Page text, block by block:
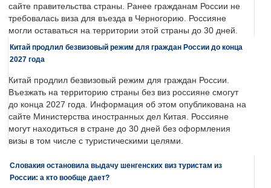
сайте правительства страны. Ранее гражданам России не
требовалась виза для въезда в Черногорию. Россияне
могли оставаться на территории этой страны до 30 дней.
Китай продлил безвизовый режим для граждан России до конца
2027 года
Китай продлил безвизовый режим для граждан России.
Въезжать на территорию страны без виз россияне смогут
до конца 2027 года. Информация об этом опубликована на
сайте Министерства иностранных дел Китая. Россияне
могут находиться в стране до 30 дней без оформления
визы в том числе с туристическими целями.
Словакия остановила выдачу шенгенских виз туристам из
России: а кто вообще дает?